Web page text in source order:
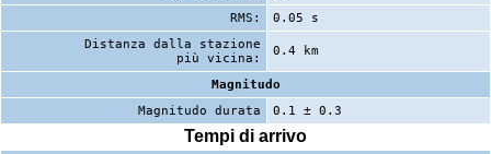
RMS:
0.05 s
Distanza dalla stazione
più vicina:
0.4 km
Magnitudo
Magnitudo durata
0.1 ± 0.3
Tempi di arrivo